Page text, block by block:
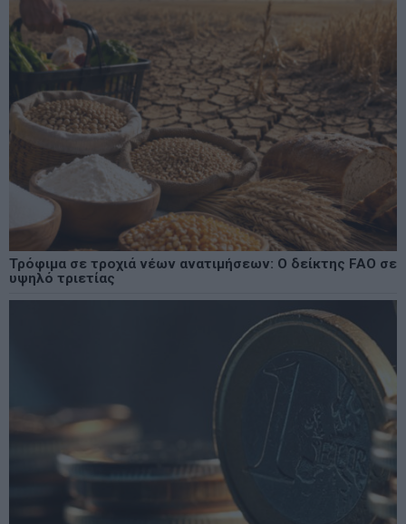
Τρόφιμα σε τροχιά νέων ανατιμήσεων: Ο δείκτης FAO σε
υψηλό τριετίας